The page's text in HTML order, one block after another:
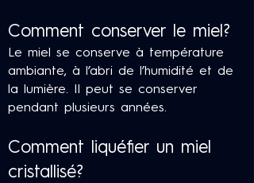
Comment conserver le miel?
Le miel se conserve à température
ambiante, à l’abri de l’humidité et de
la lumière. Il peut se conserver
pendant plusieurs années.
Comment liquéfier un miel
cristallisé?